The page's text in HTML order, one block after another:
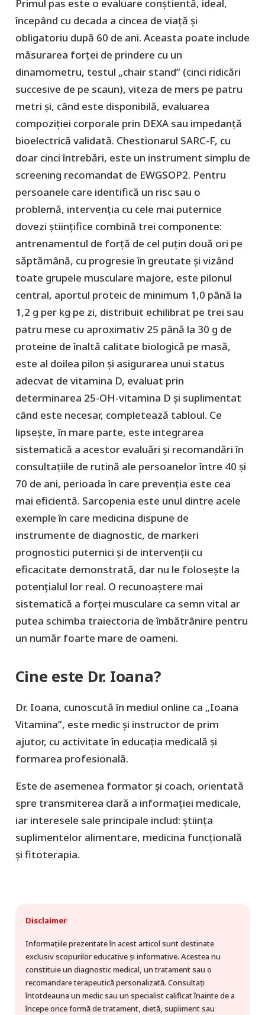
Primul pas este o evaluare conștientă, ideal,
începând cu decada a cincea de viață și
obligatoriu după 60 de ani. Aceasta poate include
măsurarea forței de prindere cu un
dinamometru, testul „chair stand” (cinci ridicări
succesive de pe scaun), viteza de mers pe patru
metri și, când este disponibilă, evaluarea
compoziției corporale prin DEXA sau impedanță
bioelectrică validată. Chestionarul SARC-F, cu
doar cinci întrebări, este un instrument simplu de
screening recomandat de EWGSOP2. Pentru
persoanele care identifică un risc sau o
problemă, intervenția cu cele mai puternice
dovezi științifice combină trei componente:
antrenamentul de forță de cel puțin două ori pe
săptămână, cu progresie în greutate și vizând
toate grupele musculare majore, este pilonul
central, aportul proteic de minimum 1,0 până la
1,2 g per kg pe zi, distribuit echilibrat pe trei sau
patru mese cu aproximativ 25 până la 30 g de
proteine de înaltă calitate biologică pe masă,
este al doilea pilon și asigurarea unui status
adecvat de vitamina D, evaluat prin
determinarea 25-OH-vitamina D și suplimentat
când este necesar, completează tabloul. Ce
lipsește, în mare parte, este integrarea
sistematică a acestor evaluări și recomandări în
consultațiile de rutină ale persoanelor între 40 și
70 de ani, perioada în care prevenția este cea
mai eficientă. Sarcopenia este unul dintre acele
exemple în care medicina dispune de
instrumente de diagnostic, de markeri
prognostici puternici și de intervenții cu
eficacitate demonstrată, dar nu le folosește la
potențialul lor real. O recunoaștere mai
sistematică a forței musculare ca semn vital ar
putea schimba traiectoria de îmbătrânire pentru
un număr foarte mare de oameni.
Cine este Dr. Ioana?
Dr. Ioana, cunoscută în mediul online ca „Ioana
Vitamina”, este medic și instructor de prim
ajutor, cu activitate în educația medicală și
formarea profesională.
Este de asemenea formator și coach, orientată
spre transmiterea clară a informației medicale,
iar interesele sale principale includ: știința
suplimentelor alimentare, medicina funcțională
și fitoterapia.
Disclaimer
Informațiile prezentate în acest articol sunt destinate
exclusiv scopurilor educative și informative. Acestea nu
constituie un diagnostic medical, un tratament sau o
recomandare terapeutică personalizată. Consultați
întotdeauna un medic sau un specialist calificat înainte de a
începe orice formă de tratament, dietă, supliment sau